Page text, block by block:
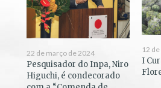
22 de março de 2024
Pesquisador do Inpa, Niro
Higuchi, é condecorado
12
I